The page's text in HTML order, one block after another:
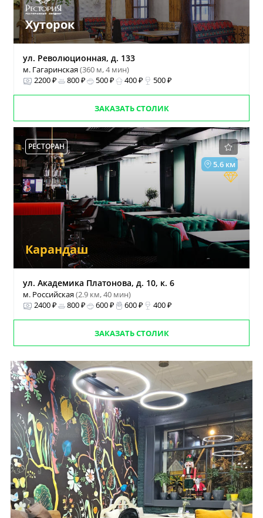
Хуторок
ул. Революционная, д. 133
м. Гагаринская(360 м, 4 мин)
2200 ₽
800 ₽ 500 ₽ 400 ₽ 500 ₽
ЗАКАЗАТЬ СТОЛИК
РЕСТОРАН
5.6 км
Карандаш
ул. Академика Платонова, д. 10, к. 6
м. Российская(2.9 км, 40 мин)
2400 ₽
800 ₽ 600 ₽ 600 ₽ 400 ₽
ЗАКАЗАТЬ СТОЛИК